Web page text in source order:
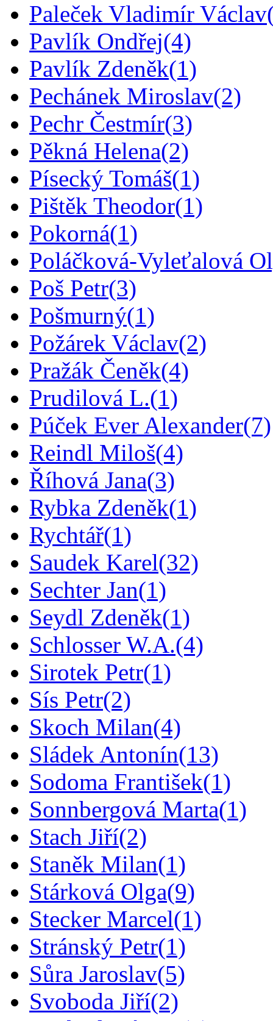
Paleček Vladimír Václav
Pavlík Ondřej(4)
Pavlík Zdeněk(1)
Pechánek Miroslav(2)
Pechr Čestmír(3)
Pěkná Helena(2)
Písecký Tomáš(1)
Pištěk Theodor(1)
Pokorná(1)
Poláčková-Vyleťalová
Poš Petr(3)
Pošmurný(1)
Požárek Václav(2)
Pražák Čeněk(4)
Prudilová L.(1)
Púček Ever Alexander(7)
Reindl Miloš(4)
Říhová Jana(3)
Rybka Zdeněk(1)
Rychtář(1)
Saudek Karel(32)
Sechter Jan(1)
Seydl Zdeněk(1)
Schlosser W.A.(4)
Sirotek Petr(1)
Sís Petr(2)
Skoch Milan(4)
Sládek Antonín(13)
Sodoma František(1)
Sonnbergová Marta(1)
Stach Jiří(2)
Staněk Milan(1)
Stárková Olga(9)
Stecker Marcel(1)
Stránský Petr(1)
Sůra Jaroslav(5)
Svoboda Jiří(2)